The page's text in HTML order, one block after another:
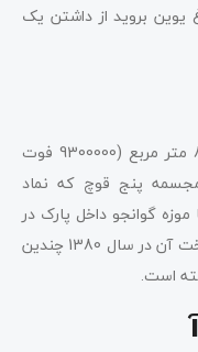
یوین بروید از داشتن یک
پارک یوکسیو مساحتی به وسعت 860000 متر مربع (9300000 فوت
پنج قوچ که نماد
گوانجو داخل پارک در
برج ژنهای قرار دارد. این موزه که از زمان ساخت آن در سال 1380 چندین
است.